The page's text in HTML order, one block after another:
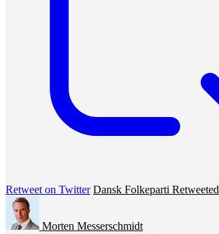
Retweet on Twitter Dansk Folkeparti Retweeted
Morten Messerschmidt